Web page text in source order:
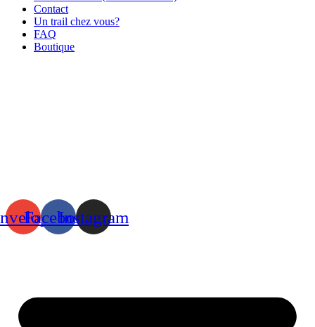
Contact
Un trail chez vous?
FAQ
Boutique
FacebookInstagram